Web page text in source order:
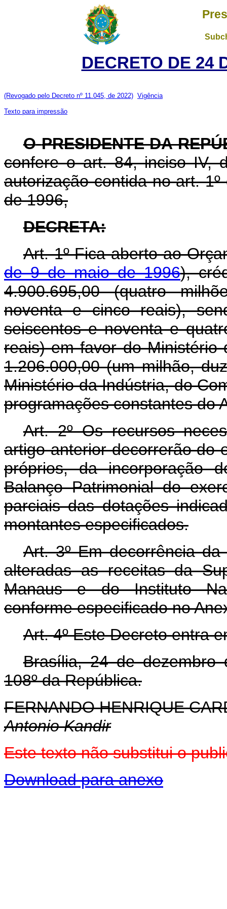
DECRETO DE 24
(Revogado pelo Decreto nº 11.045, de 2022) Vigência
Texto para impressão
O PRESIDENTE DA
confere o art. 84, inciso IV,
autorização contida no art.
de 1996,
DECRETA:
Art. 1º Fica aberto ao
de 9 de maio de 1996),
4.900.695,00 (quatro
noventa e cinco reais),
seiscentos e noventa e
reais) em favor do Ministério
1.206.000,00 (um milhão,
Ministério da Indústria, do
programações constantes do
Art. 2º Os recursos
artigo anterior decorrerão do
próprios, da incorporação
Balanço Patrimonial do
parciais das dotações
montantes especificados.
Art. 3º Em decorrência
alteradas as receitas da
Manaus e do Instituto
conforme especificado no
Art. 4º Este Decreto entra
Brasília, 24 de dezembro
108º da República.
FERNANDO HENRIQUE
Antonio Kandir
Este texto não substitui o
Download para anexo